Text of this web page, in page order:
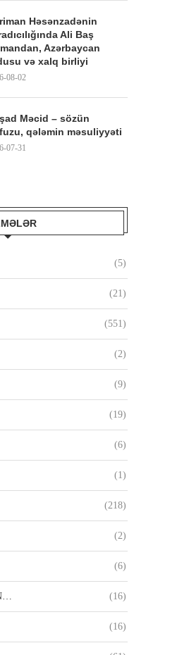
Həsənzadənin
Ali Baş
Azərbaycan
və xalq birliyi
08-02
Məcid – sözün
qələmin məsuliyyəti
07-31
(5)
(21)
(551)
(2)
(9)
(19)
(6)
(1)
(218)
(2)
(6)
(16)
(16)